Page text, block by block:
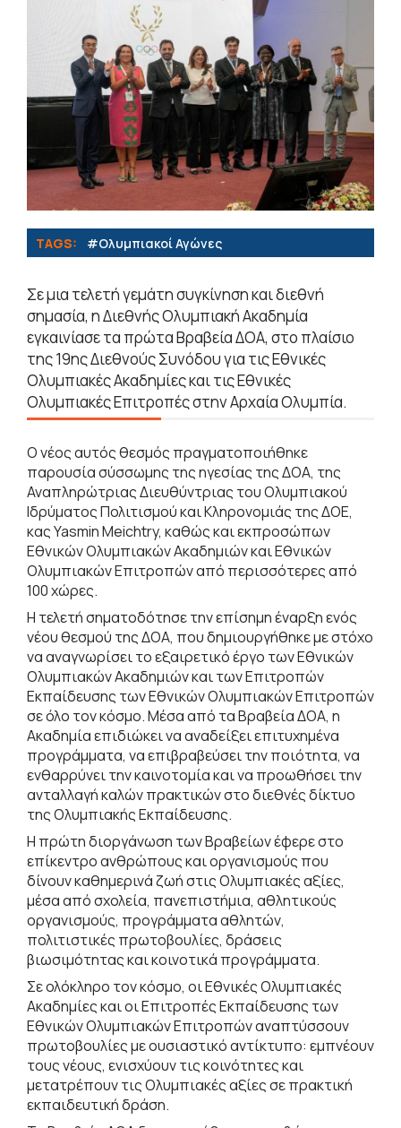
TAGS: #Ολυμπιακοί Αγώνες
Σε μια τελετή γεμάτη συγκίνηση και διεθνή
σημασία, η Διεθνής Ολυμπιακή Ακαδημία
εγκαινίασε τα πρώτα Βραβεία ΔΟΑ, στο πλαίσιο
της 19ης Διεθνούς Συνόδου για τις Εθνικές
Ολυμπιακές Ακαδημίες και τις Εθνικές
Ολυμπιακές Επιτροπές στην Αρχαία Ολυμπία.
Ο νέος αυτός θεσμός πραγματοποιήθηκε
παρουσία σύσσωμης της ηγεσίας της ΔΟΑ, της
Αναπληρώτριας Διευθύντριας του Ολυμπιακού
Ιδρύματος Πολιτισμού και Κληρονομιάς της ΔΟΕ,
κας Yasmin Meichtry, καθώς και εκπροσώπων
Εθνικών Ολυμπιακών Ακαδημιών και Εθνικών
Ολυμπιακών Επιτροπών από περισσότερες από
100 χώρες.
Η τελετή σηματοδότησε την επίσημη έναρξη ενός
νέου θεσμού της ΔΟΑ, που δημιουργήθηκε με στόχο
να αναγνωρίσει το εξαιρετικό έργο των Εθνικών
Ολυμπιακών Ακαδημιών και των Επιτροπών
Εκπαίδευσης των Εθνικών Ολυμπιακών Επιτροπών
σε όλο τον κόσμο. Μέσα από τα Βραβεία ΔΟΑ, η
Ακαδημία επιδιώκει να αναδείξει επιτυχημένα
προγράμματα, να επιβραβεύσει την ποιότητα, να
ενθαρρύνει την καινοτομία και να προωθήσει την
ανταλλαγή καλών πρακτικών στο διεθνές δίκτυο
της Ολυμπιακής Εκπαίδευσης.
Η πρώτη διοργάνωση των Βραβείων έφερε στο
επίκεντρο ανθρώπους και οργανισμούς που
δίνουν καθημερινά ζωή στις Ολυμπιακές αξίες,
μέσα από σχολεία, πανεπιστήμια, αθλητικούς
οργανισμούς, προγράμματα αθλητών,
πολιτιστικές πρωτοβουλίες, δράσεις
βιωσιμότητας και κοινοτικά προγράμματα.
Σε ολόκληρο τον κόσμο, οι Εθνικές Ολυμπιακές
Ακαδημίες και οι Επιτροπές Εκπαίδευσης των
Εθνικών Ολυμπιακών Επιτροπών αναπτύσσουν
πρωτοβουλίες με ουσιαστικό αντίκτυπο: εμπνέουν
τους νέους, ενισχύουν τις κοινότητες και
μετατρέπουν τις Ολυμπιακές αξίες σε πρακτική
εκπαιδευτική δράση.